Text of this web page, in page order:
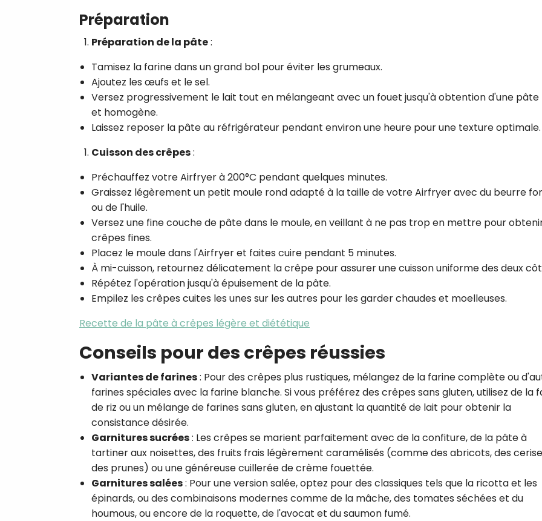
Préparation
Préparation de la pâte:
Tamisez la farine dans un grand bol pour éviter les grumeaux.
Ajoutez les œufs et le sel.
Versez progressivement le lait tout en mélangeant avec un fouet jusqu'à obtention d'une pâte
et homogène.
Laissez reposer la pâte au réfrigérateur pendant environ une heure pour une texture optimale.
Cuisson des crêpes:
Préchauffez votre Airfryer à 200°C pendant quelques minutes.
Graissez légèrement un petit moule rond adapté à la taille de votre Airfryer avec du beurre
ou de l'huile.
Versez une fine couche de pâte dans le moule, en veillant à ne pas trop en mettre pour
crêpes fines.
Placez le moule dans l'Airfryer et faites cuire pendant 5 minutes.
À mi-cuisson, retournez délicatement la crêpe pour assurer une cuisson uniforme des deux
Répétez l'opération jusqu'à épuisement de la pâte.
Empilez les crêpes cuites les unes sur les autres pour les garder chaudes et moelleuses.
Recette de la pâte à crêpes légère et diététique
Conseils pour des crêpes réussies
Variantes de farines: Pour des crêpes plus rustiques, mélangez de la farine complète ou
farines spéciales avec la farine blanche. Si vous préférez des crêpes sans gluten, utilisez de la
de riz ou un mélange de farines sans gluten, en ajustant la quantité de lait pour obtenir la
consistance désirée.
Garnitures sucrées: Les crêpes se marient parfaitement avec de la confiture, de la pâte à
tartiner aux noisettes, des fruits frais légèrement caramélisés (comme des abricots, des
des prunes) ou une généreuse cuillerée de crème fouettée.
Garnitures salées: Pour une version salée, optez pour des classiques tels que la ricotta et les
épinards, ou des combinaisons modernes comme de la mâche, des tomates séchées et du
houmous, ou encore de la roquette, de l'avocat et du saumon fumé.